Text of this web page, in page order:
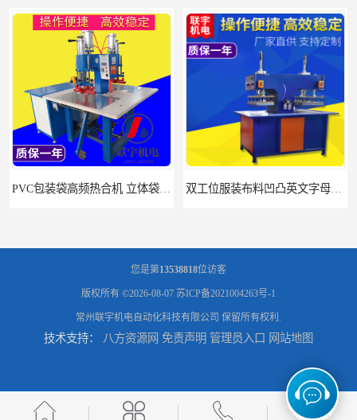
双工位服装布料凹凸英文字母压字机找联宇制造厂
浙江布料凹凸4d压纹机生产厂家 服装凹凸4d压纹植胶机 经济实惠 面料凹凸压纹机厂家 毛巾干发巾压标压logo设备 性能稳定
您是第13538818位访客
版权所有 ©2026-08-07 苏ICP备2021004263号-1
常州联宇机电自动化科技有限公司 保留所有权利.
技术支持： 八方资源网 免责声明 管理员入口 网站地图